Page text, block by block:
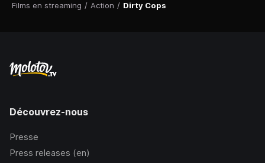
Films en streaming / Action / Dirty Cops
Découvrez-nous
Presse
Press releases (en)